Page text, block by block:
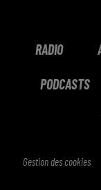
RADIO
PODCASTS
Gestion des cookies